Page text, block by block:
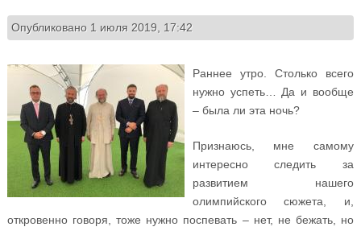
Опубликовано 1 июля 2019, 17:42
Раннее утро. Столько всего
нужно успеть… Да и вообще
– была ли эта ночь?
Признаюсь, мне самому
интересно следить за
развитием нашего
олимпийского сюжета, и,
откровенно говоря, тоже нужно поспевать – нет, не бежать, но